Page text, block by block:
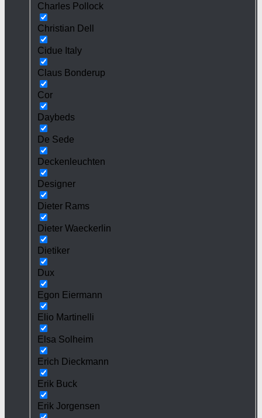
Charles Pollock
Christian Dell
Cidue Italy
Claus Bonderup
Cor
Daybeds
De Sede
Deckenleuchten
Designer
Dieter Rams
Dieter Waeckerlin
Dietiker
Dux
Egon Eiermann
Elio Martinelli
Elsa Solheim
Erich Dieckmann
Erik Buck
Erik Jorgensen